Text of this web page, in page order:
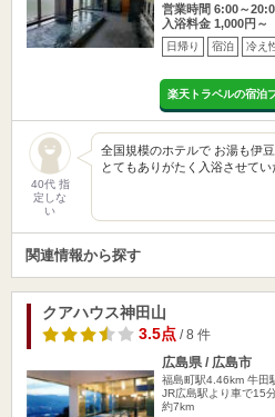
営業時間 6:00～
入浴料金 1,000円～
日帰り 宿泊 冷え
楽天トラベルの宿泊
40代 指
定しな
い
全国規模のホテルで お湯も伊
とてもありがたく入浴させて
関連情報から探す
クアハウス神田山
3.5点/ 8 件
広島県 / 広島市
福島町駅4.46km 牛田
JR広島駅より車で15
約7km